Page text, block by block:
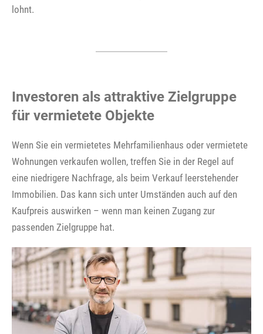
lohnt.
Investoren als attraktive Zielgruppe
für vermietete Objekte
Wenn Sie ein vermietetes Mehrfamilienhaus oder vermietete
Wohnungen verkaufen wollen, treffen Sie in der Regel auf
eine niedrigere Nachfrage, als beim Verkauf leerstehender
Immobilien. Das kann sich unter Umständen auch auf den
Kaufpreis auswirken – wenn man keinen Zugang zur
passenden Zielgruppe hat.